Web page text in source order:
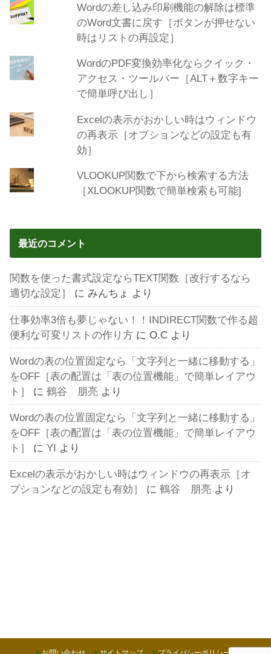
Wordの差し込み印刷機能の解除は標準
のWord文書に戻す［ボタンが押せない
時はリストの再設定］
WordのPDF変換効率化ならクイック・
アクセス・ツールバー［ALT＋数字キー
で簡単呼び出し］
Excelの表示がおかしい時はウィンドウ
の再表示［オプションなどの設定も有
効］
VLOOKUP関数で下から検索する方法
［XLOOKUP関数で簡単検索も可能]
最近のコメント
関数を使った書式設定ならTEXT関数［改行するなら
適切な設定］
にみんちょ より
仕事効率3倍も夢じゃない！！INDIRECT関数で作る超
便利な可変リストの作り方 にO.C より
Wordの表の位置固定なら「文字列と一緒に移動する」
をOFF［表の配置は「表の位置機能」で簡単レイアウ
ト］
に鶴谷 朋亮 より
Wordの表の位置固定なら「文字列と一緒に移動する」
をOFF［表の配置は「表の位置機能」で簡単レイアウ
ト］
にYI より
Excelの表示がおかしい時はウィンドウの再表示［オ
プションなどの設定も有効］
に鶴谷 朋亮 より